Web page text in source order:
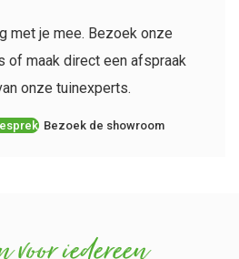
met je mee. Bezoek onze
of maak direct een afspraak
onze tuinexperts.
Bezoek de showroom